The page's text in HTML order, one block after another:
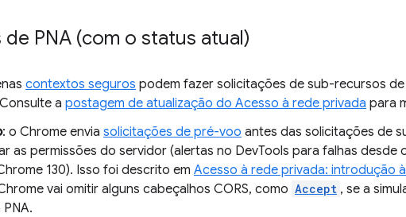
PNA (com o status atual)
contextos seguros podem fazer solicitações de sub-recursos
a postagem de atualização do Acesso à rede privada para
: o Chrome envia solicitações de pré-voo antes das solicitações de
as permissões do servidor (alertas no DevTools para falhas desde
130). Isso foi descrito em Acesso à rede privada: introdução
vai omitir alguns cabeçalhos CORS, como Accept , se a